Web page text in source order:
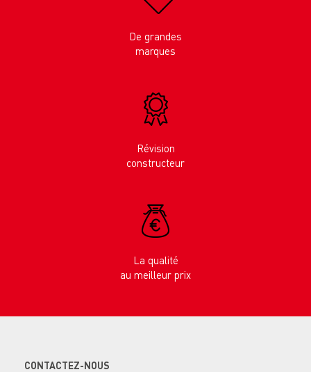
De grandes
marques
Révision
constructeur
La qualité
au meilleur prix
CONTACTEZ-NOUS